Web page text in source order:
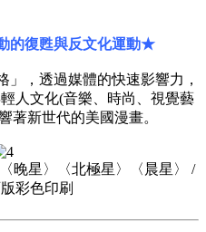
的復甦與反文化運動★
，透過媒體的快速影響力，
人文化(音樂、時尚、視覺藝
著新世代的美國漫畫。
晚星〉〈北極星〉〈晨星〉 /
彩色印刷